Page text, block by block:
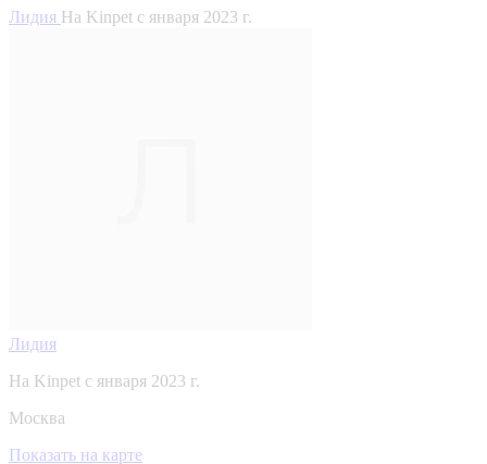
Лидия На Kinpet c января 2023 г.
Лидия
На Kinpet c января 2023 г.
Москва
Показать на карте